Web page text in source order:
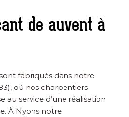
de auvent à
fabriqués dans notre
où nos charpentiers
au service d’une réalisation
À Nyons notre